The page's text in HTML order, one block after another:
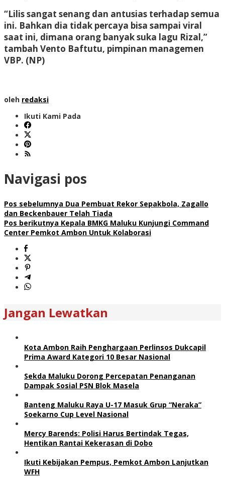
“Lilis sangat senang dan antusias terhadap semua
ini. Bahkan dia tidak percaya bisa sampai viral
saat ini, dimana orang banyak suka lagu Rizal,”
tambah Vento Baftutu, pimpinan managemen
VBP. (NP)
oleh redaksi
Ikuti Kami Pada
Navigasi pos
Pos sebelumnya Dua Pembuat Rekor Sepakbola, Zagallo
dan Beckenbauer Telah Tiada
Pos berikutnya Kepala BMKG Maluku Kunjungi Command
Center Pemkot Ambon Untuk Kolaborasi
Jangan Lewatkan
Kota Ambon Raih Penghargaan Perlinsos Dukcapil
Prima Award Kategori 10 Besar Nasional
Sekda Maluku Dorong Percepatan Penanganan
Dampak Sosial PSN Blok Masela
Banteng Maluku Raya U-17 Masuk Grup “Neraka”
Soekarno Cup Level Nasional
Mercy Barends: Polisi Harus Bertindak Tegas,
Hentikan Rantai Kekerasan di Dobo
Ikuti Kebijakan Pempus, Pemkot Ambon Lanjutkan
WFH